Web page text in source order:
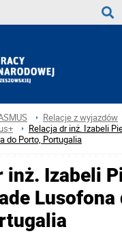
Relacje z wyjazdów
Relacja dr inż. Izabeli
do Porto, Portugalia
inż. Izabeli
Lusofona